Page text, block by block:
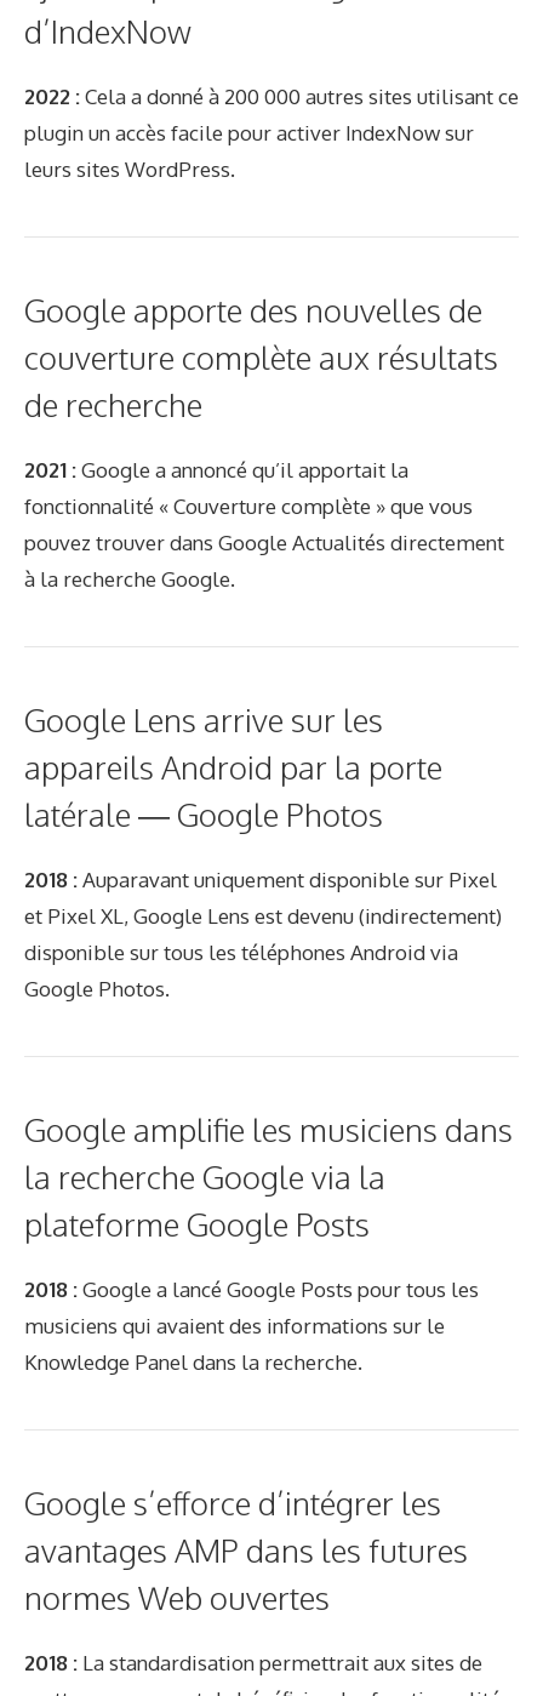
d’IndexNow
2022 :Cela a donné à 200 000 autres sites utilisant ce
plugin un accès facile pour activer IndexNow sur
leurs sites WordPress.
Google apporte des nouvelles de
couverture complète aux résultats
de recherche
2021 :Google a annoncé qu’il apportait la
fonctionnalité « Couverture complète » que vous
pouvez trouver dans Google Actualités directement
à la recherche Google.
Google Lens arrive sur les
appareils Android par la porte
latérale — Google Photos
2018 :Auparavant uniquement disponible sur Pixel
et Pixel XL, Google Lens est devenu (indirectement)
disponible sur tous les téléphones Android via
Google Photos.
Google amplifie les musiciens dans
la recherche Google via la
plateforme Google Posts
2018 :Google a lancé Google Posts pour tous les
musiciens qui avaient des informations sur le
Knowledge Panel dans la recherche.
Google s’efforce d’intégrer les
avantages AMP dans les futures
normes Web ouvertes
2018 : La standardisation permettrait aux sites de